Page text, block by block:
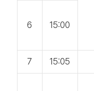
6 15:00
7 15:05